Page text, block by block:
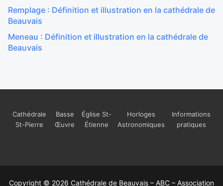
Remplage : Définition et illustration en la cathédrale de
Beauvais
Meneau : Définition et illustration en la cathédrale de
Beauvais
Cathédrale
St-Pierre
Basse
Œuvre
Église St-
Étienne
Horloges
Astronomiques
Informations
pratiques
Copyright © 2026 Cathédrale de Beauvais – ABC – Association